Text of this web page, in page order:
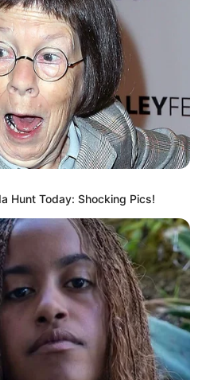
2024
Hunt Today: Shocking Pics!